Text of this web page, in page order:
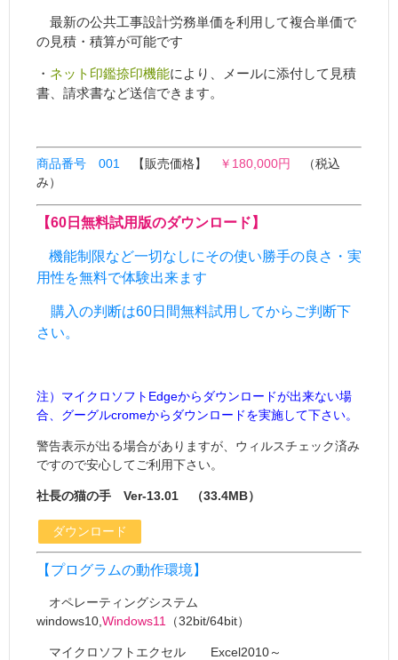
最新の公共工事設計労務単価を利用して複合単価で
の見積・積算が可能です
・ ネット印鑑捺印機能により、メールに添付して見積
書、請求書など送信できます。
商品番号 001 【販売価格】 ￥180,000円
（税込
み）
【60日無料試用版のダウンロード】
機能制限など一切なしにその使い勝手の良さ・実
用性を無料で体験出来ます
購入の判断は60日間無料試用してからご判断下
さい。
注）マイクロソフトEdgeからダウンロードが出来ない場
合、グーグルcromeからダウンロードを実施して下さい。
警告表示が出る場合がありますが、ウィルスチェック済み
ですので安心してご利用下さい。
社長の猫の手 Ver-13.01 （33.4MB）
ダウンロード
【プログラムの動作環境】
オペレーティングシステム
windows10, Windows11 （32bit/64bit）
マイクロソフトエクセル Excel2010～